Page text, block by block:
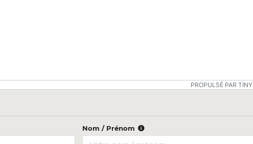
PROPULSÉ PAR TINY
Nom / Prénom